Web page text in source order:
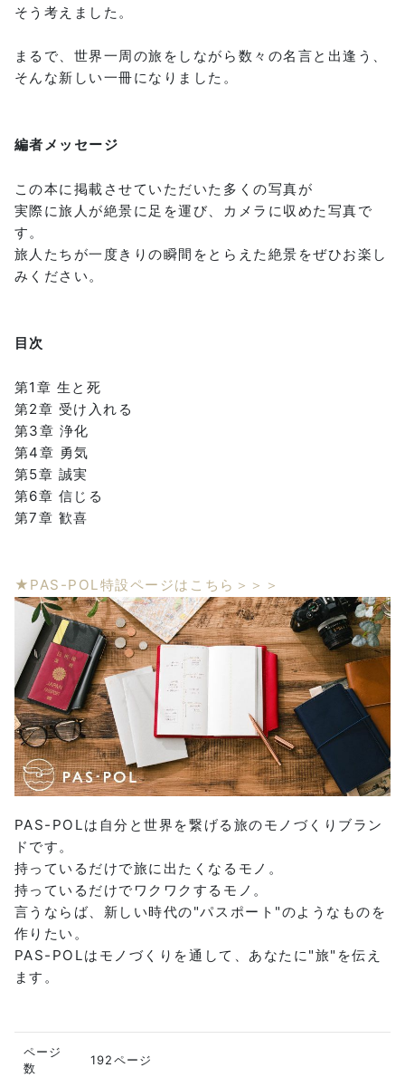
そう考えました。
まるで、世界一周の旅をしながら数々の名言と出逢う、
そんな新しい一冊になりました。
編者メッセージ
この本に掲載させていただいた多くの写真が
実際に旅人が絶景に足を運び、カメラに収めた写真で
す。
旅人たちが一度きりの瞬間をとらえた絶景をぜひお楽し
みください。
目次
第1章 生と死
第2章 受け入れる
第3章 浄化
第4章 勇気
第5章 誠実
第6章 信じる
第7章 歓喜
★PAS-POL特設ページはこちら＞＞＞
PAS-POLは自分と世界を繋げる旅のモノづくりブラン
ドです。
持っているだけで旅に出たくなるモノ。
持っているだけでワクワクするモノ。
言うならば、新しい時代の"パスポート"のようなものを
作りたい。
PAS-POLはモノづくりを通して、あなたに"旅"を伝え
ます。
ページ
数
192ページ